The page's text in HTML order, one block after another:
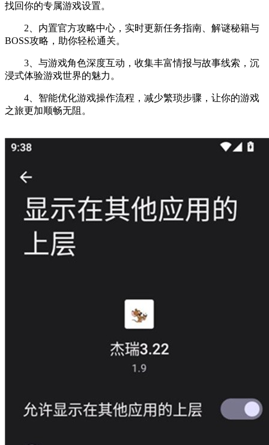
找回你的专属游戏设置。
2、内置官方攻略中心，实时更新任务指南、解谜秘籍与
BOSS攻略，助你轻松通关。
3、与游戏角色深度互动，收集丰富情报与故事线索，沉
浸式体验游戏世界的魅力。
4、智能优化游戏操作流程，减少繁琐步骤，让你的游戏
之旅更加顺畅无阻。